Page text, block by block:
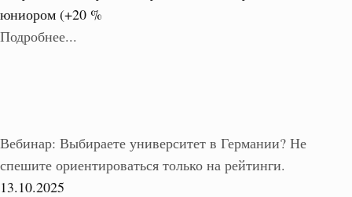
юниором (+20 %
Подробнее...
Вебинар: Выбираете университет в Германии? Не
спешите ориентироваться только на рейтинги.
13.10.2025